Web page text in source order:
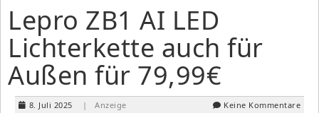
Lepro ZB1 AI LED
Lichterkette auch für
Außen für 79,99€
8. Juli 2025 | Anzeige Keine Kommentare